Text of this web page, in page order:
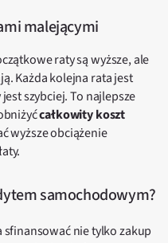
malejącymi
raty są wyższe, ale
Każda kolejna rata jest
szybciej. To najlepsze
całkowity koszt
wyższe obciążenie
samochodowym?
nie tylko zakup